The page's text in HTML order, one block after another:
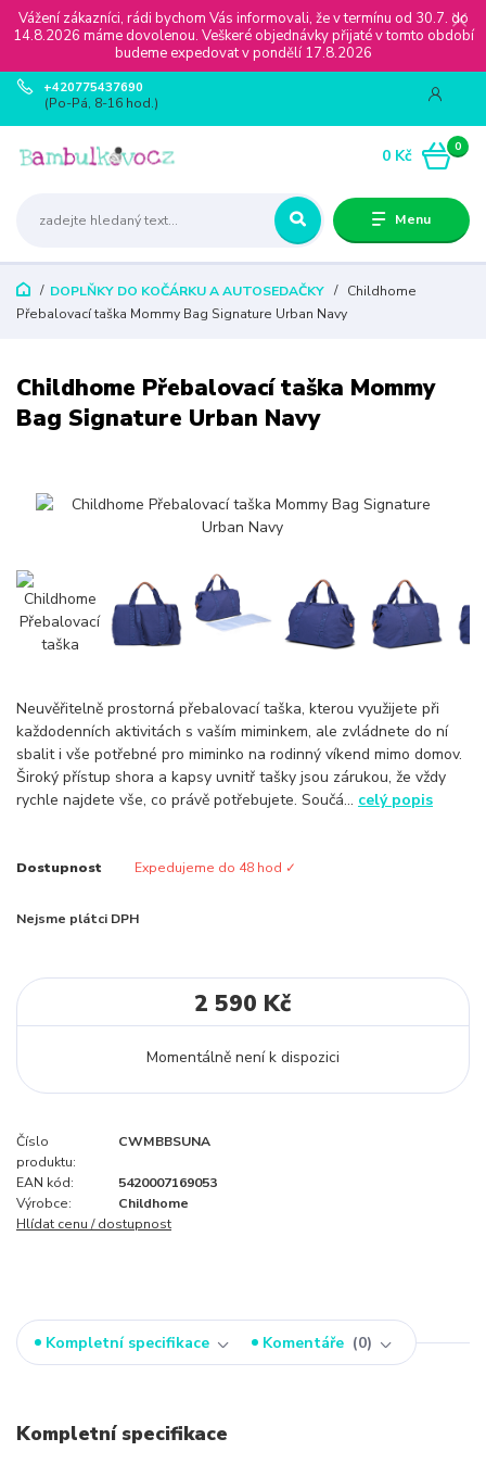
Vážení zákazníci, rádi bychom Vás informovali, že v termínu od 30.7. do
14.8.2026 máme dovolenou. Veškeré objednávky přijaté v tomto období
budeme expedovat v pondělí 17.8.2026
Menu
+420775437690
(Po-Pá, 8-16 hod.)
0
0 Kč
DOPLŇKY DO KOČÁRKU A AUTOSEDAČKY
Childhome
Přebalovací taška Mommy Bag Signature Urban Navy
Childhome Přebalovací taška Mommy
Bag Signature Urban Navy
Neuvěřitelně prostorná přebalovací taška, kterou využijete při
každodenních aktivitách s vaším miminkem, ale zvládnete do ní
sbalit i vše potřebné pro miminko na rodinný víkend mimo domov.
Široký přístup shora a kapsy uvnitř tašky jsou zárukou, že vždy
rychle najdete vše, co právě potřebujete. Součá... celý popis
Dostupnost Expedujeme do 48 hod ✓
Nejsme plátci DPH
2 590 Kč
Momentálně není k dispozici
Číslo
produktu:
CWMBBSUNA
EAN kód:
5420007169053
Výrobce:
Childhome
Hlídat cenu / dostupnost
Kompletní specifikace Komentáře 0
Kompletní specifikace